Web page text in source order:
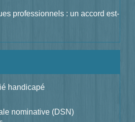
professionnels : un accord est-
handicapé
nominative (DSN)